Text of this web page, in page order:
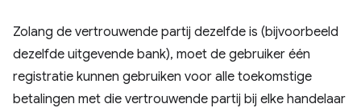
Zolang de vertrouwende partij dezelfde is (bijvoorbeeld
dezelfde uitgevende bank), moet de gebruiker één
registratie kunnen gebruiken voor alle toekomstige
betalingen met die vertrouwende partij bij elke handelaar